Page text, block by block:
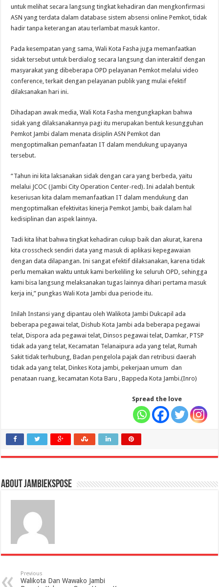
untuk melihat secara langsung tingkat kehadiran dan mengkonfirmasi
ASN yang terdata dalam database sistem absensi online Pemkot, tidak
hadir tanpa keterangan atau terlambat masuk kantor.
Pada kesempatan yang sama, Wali Kota Fasha juga memanfaatkan
sidak tersebut untuk berdialog secara langsung dan interaktif dengan
masyarakat yang dibeberapa OPD pelayanan Pemkot melalui video
conference, terkait dengan pelayanan publik yang mulai efektif
dilaksanakan hari ini.
Dihadapan awak media, Wali Kota Fasha mengungkapkan bahwa
sidak yang dilaksanakannya pagi itu merupakan bentuk kesungguhan
Pemkot Jambi dalam menata disiplin ASN Pemkot dan
mengoptimalkan pemanfaatan IT dalam mendukung upayanya
tersebut.
“Tahun ini kita laksanakan sidak dengan cara yang berbeda, yaitu
melalui JCOC (Jambi City Operation Center-red). Ini adalah bentuk
keseriusan kita dalam memanfaatkan IT dalam mendukung dan
mengoptimalkan efektivitas kinerja Pemkot Jambi, baik dalam hal
kedisiplinan dan aspek lainnya.
Tadi kita lihat bahwa tingkat kehadiran cukup baik dan akurat, karena
kita crosscheck sendiri data yang masuk di aplikasi kepegawaian
dengan data dilapangan. Ini sangat efektif dilaksanakan, karena tidak
perlu memakan waktu untuk kami berkeliling ke seluruh OPD, sehingga
kami bisa langsung melaksanakan tugas lainnya dihari pertama masuk
kerja ini,” pungkas Wali Kota Jambi dua periode itu.
Inilah Instansi yang dipantau oleh Walikota Jambi Dukcapil ada
beberapa pegawai telat, Dishub Kota Jambi ada beberapa pegawai
telat, Dispora ada pegawai telat, Dinsos pegawai telat, Damkar, PTSP
tidak ada yang telat, Kecamatan Telanaipura ada yang telat, Rumah
Sakit tidak terhubung, Badan pengelola pajak dan retribusi daerah
tidak ada yang telat, Dinkes Kota jambi, pekerjaan umum dan
penataan ruang, kecamatan Kota Baru , Bappeda Kota Jambi.(Inro)
Spread the love
About jambiekspose
Previous
Walikota Dan Wawako Jambi